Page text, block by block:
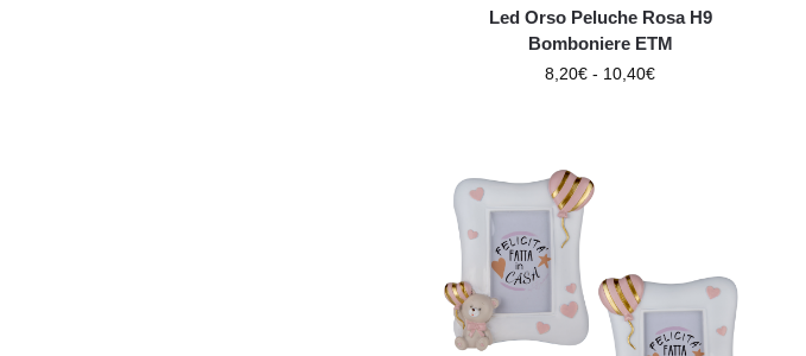
Led Orso Peluche Rosa H9
Bomboniere ETM
8,20€ - 10,40€